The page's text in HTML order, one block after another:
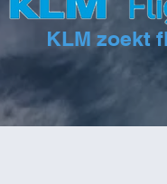
KLM zoekt